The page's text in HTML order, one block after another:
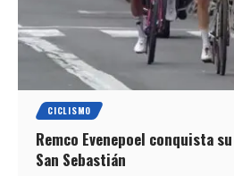
CICLISMO
Remco Evenepoel conquista
San Sebastián